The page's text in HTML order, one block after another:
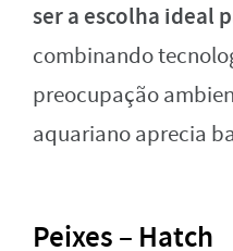
ser a escolha ideal
combinando
preocupação
aquariano aprecia
Peixes – Hatch